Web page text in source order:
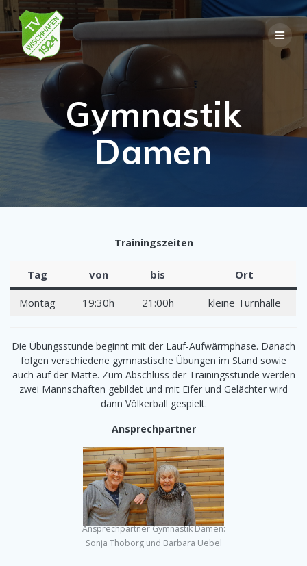
Skip
to
content
Gymnastik
Damen
Trainingszeiten
Tag von bis Ort
Montag 19:30h 21:00h kleine Turnhalle
Die Übungsstunde beginnt mit der Lauf-Aufwärmphase. Danach
folgen verschiedene gymnastische Übungen im Stand sowie
auch auf der Matte. Zum Abschluss der Trainingsstunde werden
zwei Mannschaften gebildet und mit Eifer und Gelächter wird
dann Völkerball gespielt.
Ansprechpartner
Ansprechpartner Gymnastik Damen:
Sonja Thoborg und Barbara Uebel